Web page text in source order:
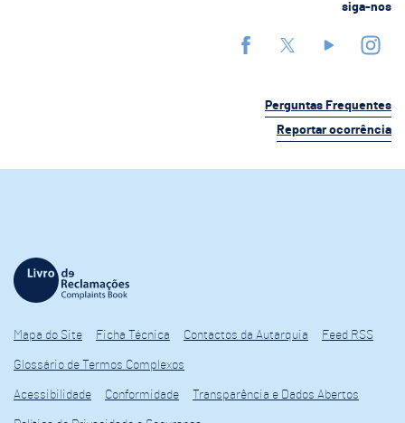
siga-nos
Perguntas Frequentes
Reportar ocorrência
Mapa do Site Ficha Técnica Contactos da Autarquia Feed RSS
Glossário de Termos Complexos
Acessibilidade Conformidade Transparência e Dados Abertos